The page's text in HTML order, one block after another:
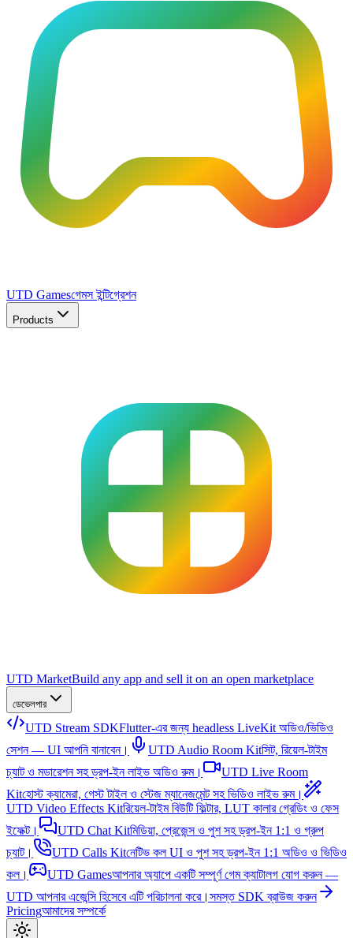
UTD Gamesগেমস ইন্টিগ্রেশন
Products
UTD MarketBuild any app and sell it on an open marketplace
ডেভেলপার
UTD Stream SDKFlutter-এর জন্য headless LiveKit অডিও/ভিডিও
সেশন — UI আপনি বানাবেন।
UTD Audio Room Kitসিট, রিয়েল-টাইম
চ্যাট ও মডারেশন সহ ড্রপ-ইন লাইভ অডিও রুম।
UTD Live Room
Kitহোস্ট ক্যামেরা, গেস্ট টাইল ও স্টেজ ম্যানেজমেন্ট সহ ভিডিও লাইভ রুম।
UTD Video Effects Kitরিয়েল-টাইম বিউটি ফিল্টার, LUT কালার গ্রেডিং ও ফেস
ইফেক্ট।
UTD Chat Kitমিডিয়া, প্রেজেন্স ও পুশ সহ ড্রপ-ইন 1:1 ও গ্রুপ
চ্যাট।
UTD Calls Kitনেটিভ কল UI ও পুশ সহ ড্রপ-ইন 1:1 অডিও ও ভিডিও
কল।
UTD Gamesআপনার অ্যাপে একটি সম্পূর্ণ গেম ক্যাটালগ যোগ করুন —
UTD আপনার এজেন্সি হিসেবে এটি পরিচালনা করে। সমস্ত SDK ব্রাউজ করুন
Pricingআমাদের সম্পর্কে